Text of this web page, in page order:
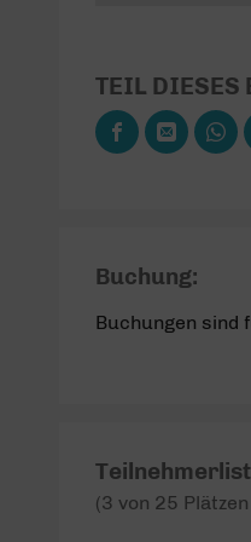
TEIL DIESES
Buchung:
Buchungen sind
(3 von 25